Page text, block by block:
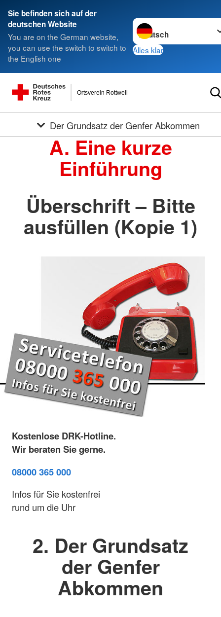
Sie befinden sich auf der
deutschen Website
You are on the German website,
you can use the switch to switch to
the English one
Sprache wechseln zu
Alles klar
Ortsverein Rottweil
Der Grundsatz der Genfer Abkommen
A. Eine kurze
Einführung
Überschrift – Bitte
ausfüllen (Kopie 1)
Kostenlose DRK-Hotline.
Wir beraten Sie gerne.
08000 365 000
Infos für Sie kostenfrei
rund um die Uhr
2. Der Grundsatz
der Genfer
Abkommen